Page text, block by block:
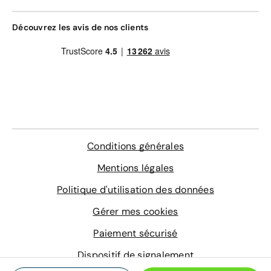
En savoir plus
Livraison en agence
Agence de livraison
Choisissez une agence
Délai de livraison en agence : 11 jours
Découvrez les avis de nos clients
Conditions générales
Mentions légales
Politique d'utilisation des données
Gérer mes cookies
Paiement sécurisé
Dispositif de signalement